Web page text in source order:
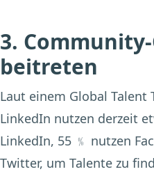
3.
beitreten
Laut einem Global Talent
LinkedIn nutzen derzeit
LinkedIn, 55 ﹪ nutzen
Twitter, um Talente zu